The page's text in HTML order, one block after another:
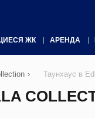
ЖК АРЕНДА
› Таунхаус в